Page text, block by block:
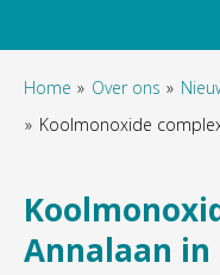
Home Over ons
Koolmonoxide complex
Annalaan in